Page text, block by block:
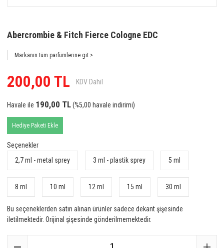
Abercrombie & Fitch Fierce Cologne EDC
Markanın tüm parfümlerine git >
200,00 TL KDV Dahil
Havale ile 190,00 TL(%5,00 havale indirimi)
Hediye Paketi Ekle
Seçenekler
2,7 ml - metal sprey
3 ml - plastik sprey 5 ml
8 ml 10 ml 12 ml 15 ml 30 ml
Bu seçeneklerden satın alınan ürünler sadece dekant şişesinde
iletilmektedir. Orijinal şişesinde gönderilmemektedir.